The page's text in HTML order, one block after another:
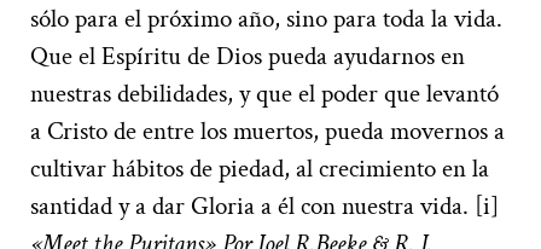
sólo para el próximo año, sino para toda la vida.
Que el Espíritu de Dios pueda ayudarnos en
nuestras debilidades, y que el poder que levantó
a Cristo de entre los muertos, pueda movernos a
cultivar hábitos de piedad, al crecimiento en la
santidad y a dar Gloria a él con nuestra vida. [i]